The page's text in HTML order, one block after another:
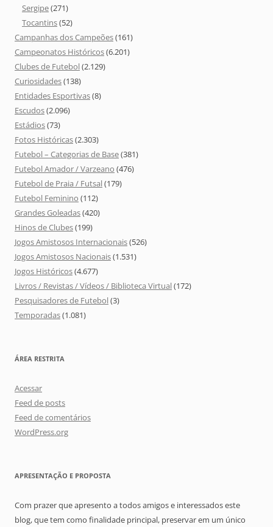
Sergipe(271)
Tocantins(52)
Campanhas dos Campeões(161)
Campeonatos Históricos(6.201)
Clubes de Futebol(2.129)
Curiosidades(138)
Entidades Esportivas(8)
Escudos(2.096)
Estádios(73)
Fotos Históricas(2.303)
Futebol – Categorias de Base(381)
Futebol Amador / Varzeano (476)
Futebol de Praia / Futsal(179)
Futebol Feminino (112)
Grandes Goleadas(420)
Hinos de Clubes(199)
Jogos Amistosos Internacionais(526)
Jogos Amistosos Nacionais(1.531)
Jogos Históricos(4.677)
Livros / Revistas / Vídeos / Biblioteca Virtual(172)
Pesquisadores de Futebol(3)
Temporadas(1.081)
ÁREA RESTRITA
Acessar
Feed de posts
Feed de comentários
WordPress.org
APRESENTAÇÃO E PROPOSTA
Com prazer que apresento a todos amigos e interessados este
blog, que tem como finalidade principal, preservar em um único